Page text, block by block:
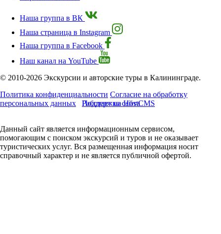
Наша группа в ВК
Наша страница в Instagram
Наша группа в Facebook
Наш канал на YouTube
© 2010-2026 Экскурсии и авторские туры в Калининграде.
Политика конфиденциальности Согласие на обработку
персональных данных
Работает на HostCMS
Поддержка сайта
Данный сайт является информационным сервисом,
помогающим с поиском экскурсий и туров и не оказывает
туристических услуг. Вся размещенная информация носит
справочный характер и не является публичной офертой.